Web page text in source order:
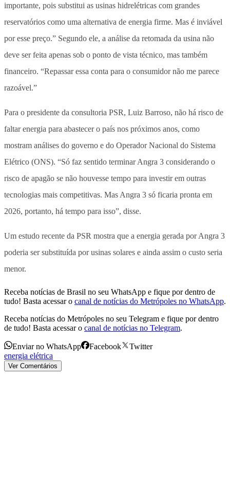
importante, pois substitui as usinas hidrelétricas com grandes
reservatórios como uma alternativa de energia firme. Mas é inviável
por esse preço.” Segundo ele, a análise da retomada da usina não
deve ser feita apenas sob o ponto de vista técnico, mas também
financeiro. “Repassar essa conta para o consumidor não me parece
razoável.”
Para o presidente da consultoria PSR, Luiz Barroso, não há risco de
faltar energia para abastecer o país nos próximos anos, como
mostram análises do governo e do Operador Nacional do Sistema
Elétrico (ONS). “Só faz sentido terminar Angra 3 considerando o
risco de apagão se não houvesse tempo para investir em outras
tecnologias mais competitivas. Mas Angra 3 só ficaria pronta em
2026, portanto, há tempo para isso”, disse.
Um estudo recente da PSR mostra que a energia gerada por Angra 3
poderia ser substituída por usinas solares e ainda assim o custo seria
menor.
Receba notícias de Brasil no seu WhatsApp e fique por dentro de
tudo! Basta acessar o canal de notícias do Metrópoles no WhatsApp.
Receba notícias do Metrópoles no seu Telegram e fique por dentro
de tudo! Basta acessar o canal de notícias no Telegram.
Enviar no WhatsApp Facebook
Twitter
energia elétrica
Ver Comentários